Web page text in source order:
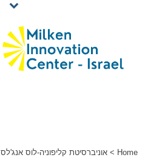
Home
> אוניברסיטת קליפוניה-לוס אנג'לס